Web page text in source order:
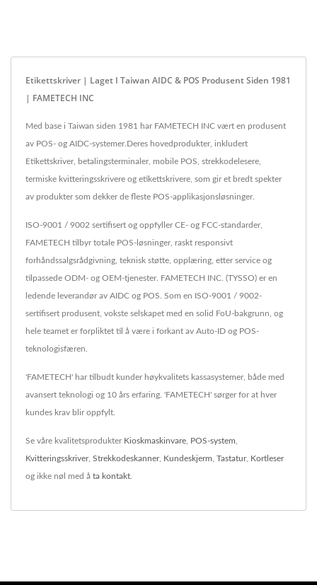
Etikettskriver | Laget I Taiwan AIDC & POS Produsent Siden 1981
| FAMETECH INC
Med base i Taiwan siden 1981 har FAMETECH INC vært en produsent
av POS- og AIDC-systemer.Deres hovedprodukter, inkludert
Etikettskriver, betalingsterminaler, mobile POS, strekkodelesere,
termiske kvitteringsskrivere og etikettskrivere, som gir et bredt spekter
av produkter som dekker de fleste POS-applikasjonsløsninger.
ISO-9001 / 9002 sertifisert og oppfyller CE- og FCC-standarder,
FAMETECH tilbyr totale POS-løsninger, raskt responsivt
forhåndssalgsrådgivning, teknisk støtte, opplæring, etter service og
tilpassede ODM- og OEM-tjenester. FAMETECH INC. (TYSSO) er en
ledende leverandør av AIDC og POS. Som en ISO-9001 / 9002-
sertifisert produsent, vokste selskapet med en solid FoU-bakgrunn, og
hele teamet er forpliktet til å være i forkant av Auto-ID og POS-
teknologisfæren.
'FAMETECH' har tilbudt kunder høykvalitets kassasystemer, både med
avansert teknologi og 10 års erfaring. 'FAMETECH' sørger for at hver
kundes krav blir oppfylt.
Se våre kvalitetsprodukter Kioskmaskinvare POS-system
Kvitteringsskriver, Strekkodeskanner, Kundeskjerm Tastatur, Kortleser
og ikke nøl med å ta kontakt